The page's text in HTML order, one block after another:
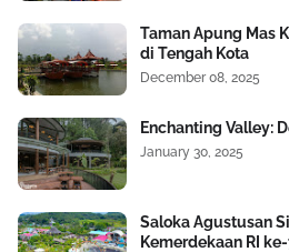
Taman Apung Mas
di Tengah Kota
December 08, 2025
Enchanting Valley:
January 30, 2025
Saloka Agustusan
Kemerdekaan RI